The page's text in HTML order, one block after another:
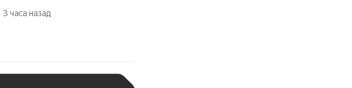
3 часа назад